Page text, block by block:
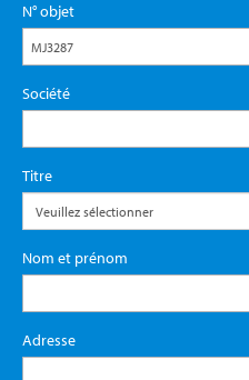
N° objet
Société
Titre
Nom et prénom
Adresse